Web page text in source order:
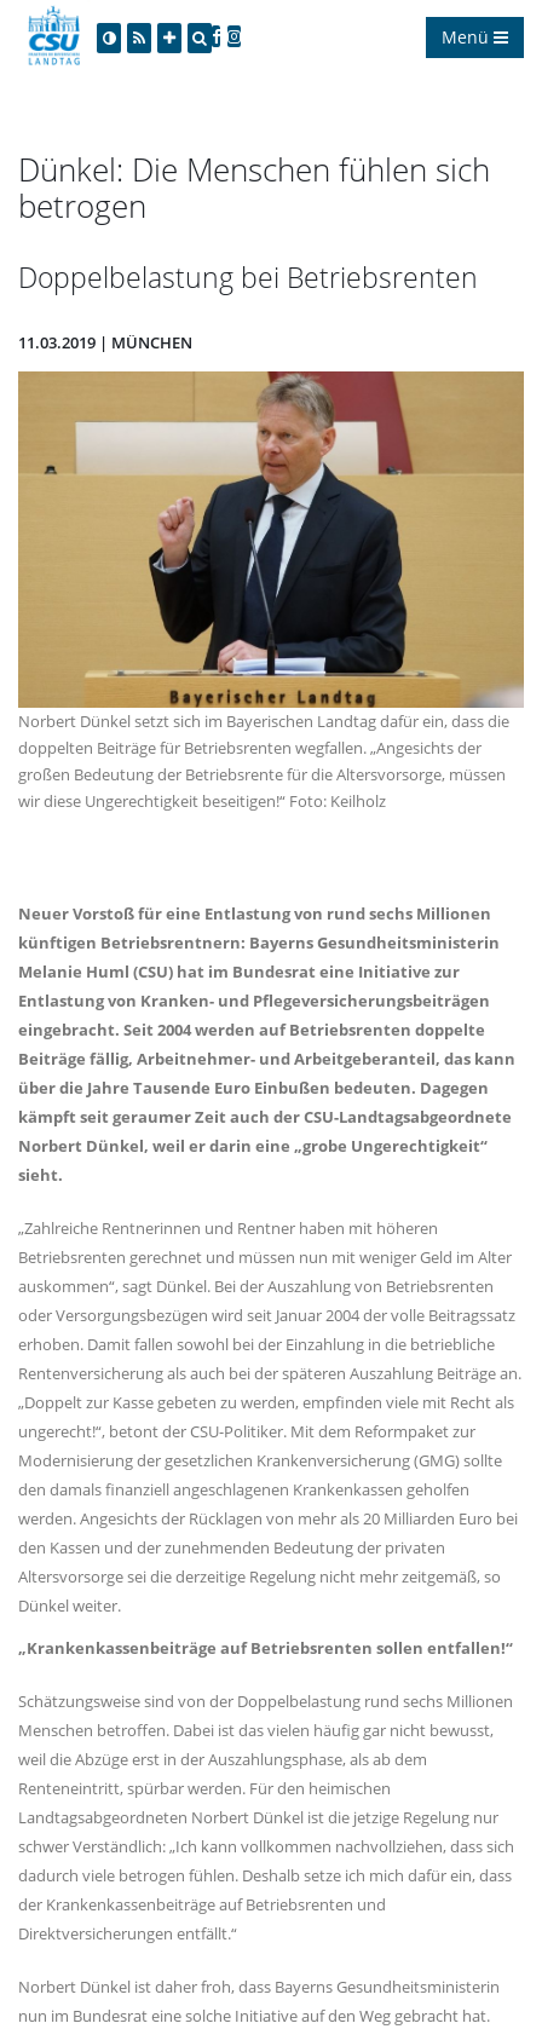
Menü
Dünkel: Die Menschen fühlen sich
betrogen
Doppelbelastung bei Betriebsrenten
11.03.2019 | MÜNCHEN
Norbert Dünkel setzt sich im Bayerischen Landtag dafür ein, dass die
doppelten Beiträge für Betriebsrenten wegfallen. „Angesichts der
großen Bedeutung der Betriebsrente für die Altersvorsorge, müssen
wir diese Ungerechtigkeit beseitigen!“ Foto: Keilholz
Neuer Vorstoß für eine Entlastung von rund sechs Millionen
künftigen Betriebsrentnern: Bayerns Gesundheitsministerin
Melanie Huml (CSU) hat im Bundesrat eine Initiative zur
Entlastung von Kranken- und Pflegeversicherungsbeiträgen
eingebracht. Seit 2004 werden auf Betriebsrenten doppelte
Beiträge fällig, Arbeitnehmer- und Arbeitgeberanteil, das kann
über die Jahre Tausende Euro Einbußen bedeuten. Dagegen
kämpft seit geraumer Zeit auch der CSU-Landtagsabgeordnete
Norbert Dünkel, weil er darin eine „grobe Ungerechtigkeit“
sieht.
Zahlreiche Rentnerinnen und Rentner haben mit höheren
Betriebsrenten gerechnet und müssen nun mit weniger Geld im Alter
auskommen“, sagt Dünkel. Bei der Auszahlung von Betriebsrenten
oder Versorgungsbezügen wird seit Januar 2004 der volle Beitragssatz
erhoben. Damit fallen sowohl bei der Einzahlung in die betriebliche
Rentenversicherung als auch bei der späteren Auszahlung Beiträge an.
Doppelt zur Kasse gebeten zu werden, empfinden viele mit Recht als
ungerecht!“, betont der CSU-Politiker. Mit dem Reformpaket zur
Modernisierung der gesetzlichen Krankenversicherung (GMG) sollte
den damals finanziell angeschlagenen Krankenkassen geholfen
werden. Angesichts der Rücklagen von mehr als 20 Milliarden Euro bei
den Kassen und der zunehmenden Bedeutung der privaten
Altersvorsorge sei die derzeitige Regelung nicht mehr zeitgemäß, so
Dünkel weiter.
Krankenkassenbeiträge auf Betriebsrenten sollen entfallen!“
Schätzungsweise sind von der Doppelbelastung rund sechs Millionen
Menschen betroffen. Dabei ist das vielen häufig gar nicht bewusst,
weil die Abzüge erst in der Auszahlungsphase, als ab dem
Renteneintritt, spürbar werden. Für den heimischen
Landtagsabgeordneten Norbert Dünkel ist die jetzige Regelung nur
schwer Verständlich: „Ich kann vollkommen nachvollziehen, dass sich
dadurch viele betrogen fühlen. Deshalb setze ich mich dafür ein, dass
der Krankenkassenbeiträge auf Betriebsrenten und
Direktversicherungen entfällt.“
Norbert Dünkel ist daher froh, dass Bayerns Gesundheitsministerin
nun im Bundesrat eine solche Initiative auf den Weg gebracht hat.